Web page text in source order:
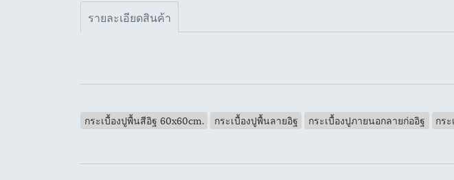
รายละเอียดสินค้า
กระเบื้องปูพื้นสีอิฐ 60x60cm. กระเบื้องปูพื้นลายอิฐ กระเบื้องปูภายนอกลายก่ออิฐ กร